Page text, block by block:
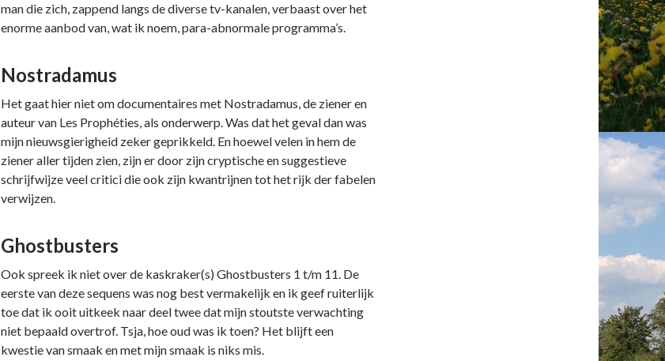
man die zich, zappend langs de diverse tv-kanalen, verbaast over het
enorme aanbod van, wat ik noem, para-abnormale programma’s.
Nostradamus
Het gaat hier niet om documentaires met Nostradamus, de ziener en
auteur van Les Prophéties, als onderwerp. Was dat het geval dan was
mijn nieuwsgierigheid zeker geprikkeld. En hoewel velen in hem de
ziener aller tijden zien, zijn er door zijn cryptische en suggestieve
schrijfwijze veel critici die ook zijn kwantrijnen tot het rijk der fabelen
verwijzen.
Ghostbusters
Ook spreek ik niet over de kaskraker(s) Ghostbusters 1 t/m 11. De
eerste van deze sequens was nog best vermakelijk en ik geef ruiterlijk
toe dat ik ooit uitkeek naar deel twee dat mijn stoutste verwachting
niet bepaald overtrof. Tsja, hoe oud was ik toen? Het blijft een
kwestie van smaak en met mijn smaak is niks mis.